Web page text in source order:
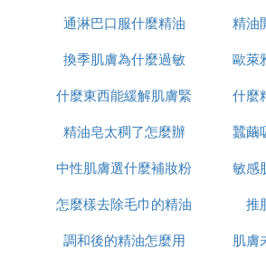
Ⅳ 韓後茶蕊系列怎麼樣，有
茶蕊嫩白液的質感比較粘稠，不會
的姐妹們使用。
Ⅵ 韓後護膚品怎麼樣
很不錯。
韓後品牌以護膚品為主，但也有口
特別是在天貓京東，一直都是銷量
通淋巴口服什麼精油
精油
換季肌膚為什麼過敏
歐萊
什麼東西能緩解肌膚緊
張
什麼
精油皂太稠了怎麼辦
蠶繭
中性肌膚選什麼補妝粉
餅
敏感
怎麼樣去除毛巾的精油
味
推
調和後的精油怎麼用
肌膚